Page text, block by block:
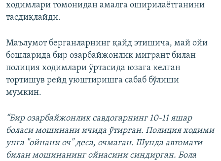
ходимлари томонидан амалга оширилаётганини
тасдиқлайди.
Маълумот берганларнинг қайд этишича, май ойи
бошларида бир озарбайжонлик мигрант билан
полиция ходимлари ўртасида юзага келган
тортишув рейд уюштиришга сабаб бўлиши
мумкин.
“Бир озарбайжонлик савдогарнинг 10-11 яшар
боласи мошинани ичида ўтирган. Полиция ходими
унга "ойнани оч" деса, очмаган. Шунда автомати
билан мошинанинг ойнасини синдирган. Бола